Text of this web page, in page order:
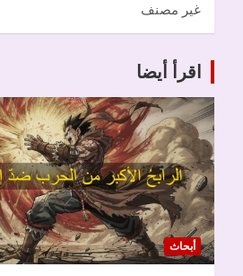
غير مصنف
اقرأ أيضا
أبحاث